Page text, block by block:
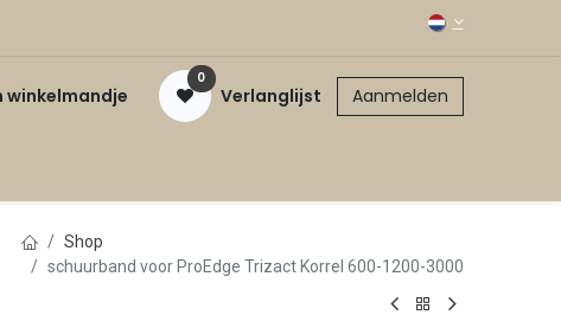
winkelmandje
0
Verlanglijst Aanmelden
Shop
schuurband voor ProEdge Trizact Korrel 600-1200-3000